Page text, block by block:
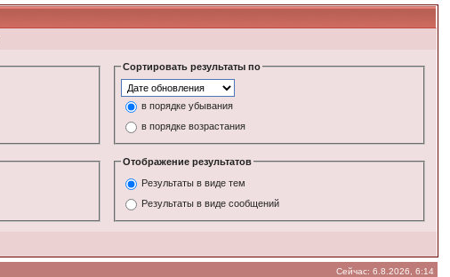
Сортировать результаты по
в порядке убывания
в порядке возрастания
Отображение результатов
Результаты в виде тем
Результаты в виде сообщений
Сейчас: 6.8.2026, 6:14